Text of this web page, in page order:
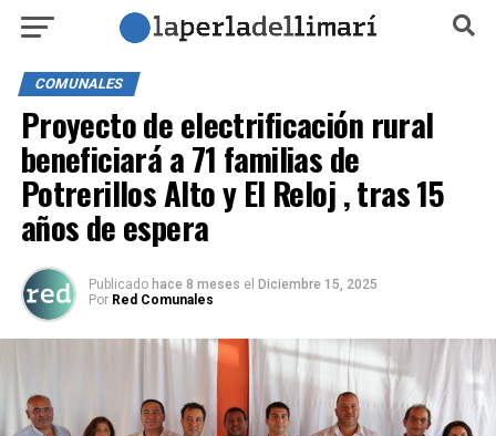
COMUNALES
Proyecto de electrificación rural
beneficiará a 71 familias de
Potrerillos Alto y El Reloj , tras 15
años de espera
Publicado hace 8 meses el Diciembre 15, 2025
Por Red Comunales